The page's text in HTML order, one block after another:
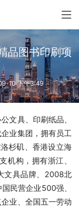
品图书印刷项
10 下午3:49
文具、印刷纸品、
业集团，拥有员工
杉矶、香港设立海
机构，拥有浙江、
文具品牌、2008北
民营企业500强、
业、全国五一劳动